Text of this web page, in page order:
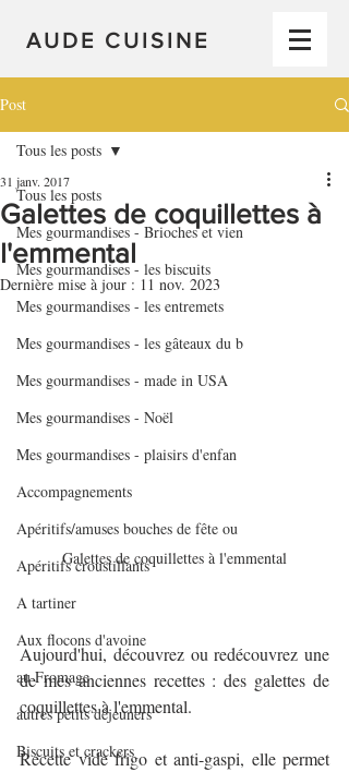
AUDE CUISINE
Post
Tous les posts
Mes gourmandises - Brioches et vien
Mes gourmandises - les biscuits
Mes gourmandises - les entremets
Mes gourmandises - les gâteaux du b
Mes gourmandises - made in USA
Mes gourmandises - Noël
Mes gourmandises - plaisirs d'enfan
Accompagnements
Apéritifs/amuses bouches de fête ou
Apéritifs croustillants
A tartiner
Aux flocons d'avoine
au Fromage
autres petits déjeuners
Biscuits et crackers
Tous les posts
Galettes de coquillettes à
l'emmental
31 janv. 2017
Dernière mise à jour : 11 nov. 2023
Galettes de coquillettes à l'emmental
Aujourd'hui, découvrez ou redécouvrez une
de mes anciennes recettes : des galettes de
coquillettes à l'emmental.
Recette vide frigo et anti-gaspi, elle permet